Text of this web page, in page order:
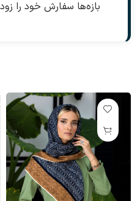
بازه‌ها سفارش خود را